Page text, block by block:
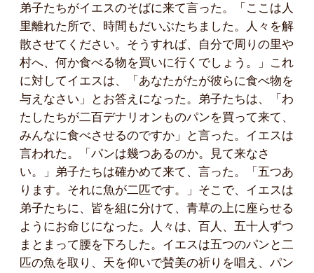
弟子たちがイエスのそばに来て言った。「ここは人
里離れた所で、時間もだいぶたちました。人々を解
散させてください。そうすれば、自分で周りの里や
村へ、何か食べる物を買いに行くでしょう。」これ
に対してイエスは、「あなたがたが彼らに食べ物を
与えなさい」とお答えになった。弟子たちは、「わ
たしたちが二百デナリオンものパンを買って来て、
みんなに食べさせるのですか」と言った。イエスは
言われた。「パンは幾つあるのか。見て来なさ
い。」弟子たちは確かめて来て、言った。「五つあ
ります。それに魚が二匹です。」そこで、イエスは
弟子たちに、皆を組に分けて、青草の上に座らせる
ようにお命じになった。人々は、百人、五十人ずつ
まとまって腰を下ろした。イエスは五つのパンと二
匹の魚を取り、天を仰いで賛美の祈りを唱え、パン